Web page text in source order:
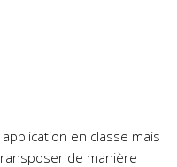
en classe mais
de manière